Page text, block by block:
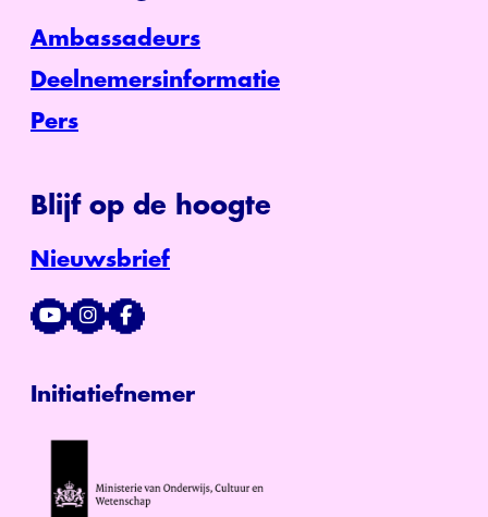
Ambassadeurs
Deelnemersinformatie
Pers
Blijf op de hoogte
Nieuwsbrief
Initiatiefnemer